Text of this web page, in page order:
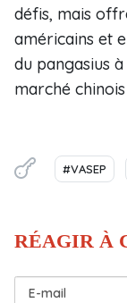
défis, mais
américains et
du pangasius
marché
#VASEP